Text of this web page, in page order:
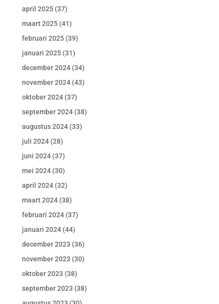
april 2025(37)
maart 2025(41)
februari 2025(39)
januari 2025(31)
december 2024(34)
november 2024(43)
oktober 2024(37)
september 2024(38)
augustus 2024(33)
juli 2024(28)
juni 2024(37)
mei 2024(30)
april 2024(32)
maart 2024(38)
februari 2024(37)
januari 2024(44)
december 2023 (36)
november 2023 (30)
oktober 2023 (38)
september 2023 (38)